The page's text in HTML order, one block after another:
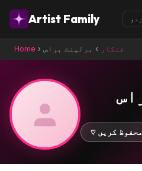
Artist Family
Home › فنکار › برلینٹ براس
محفوظ کریں